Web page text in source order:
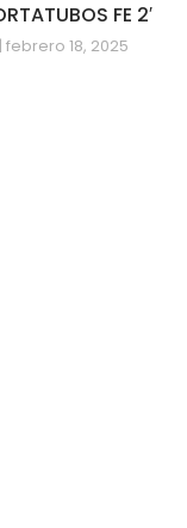
FE 2′
febrero 18, 2025